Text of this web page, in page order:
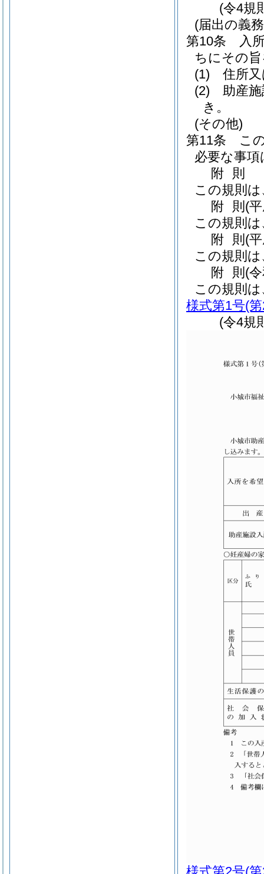
(令4規
(届出の義
第10条
入
ちにその
(1)
住所
(2)
助産
き。
(その他)
第11条
こ
必要な事
附 則
この規則
附 則 (
この規則
附 則 (
この規則
附 則 (
この規則
様式第1号(
(令4規